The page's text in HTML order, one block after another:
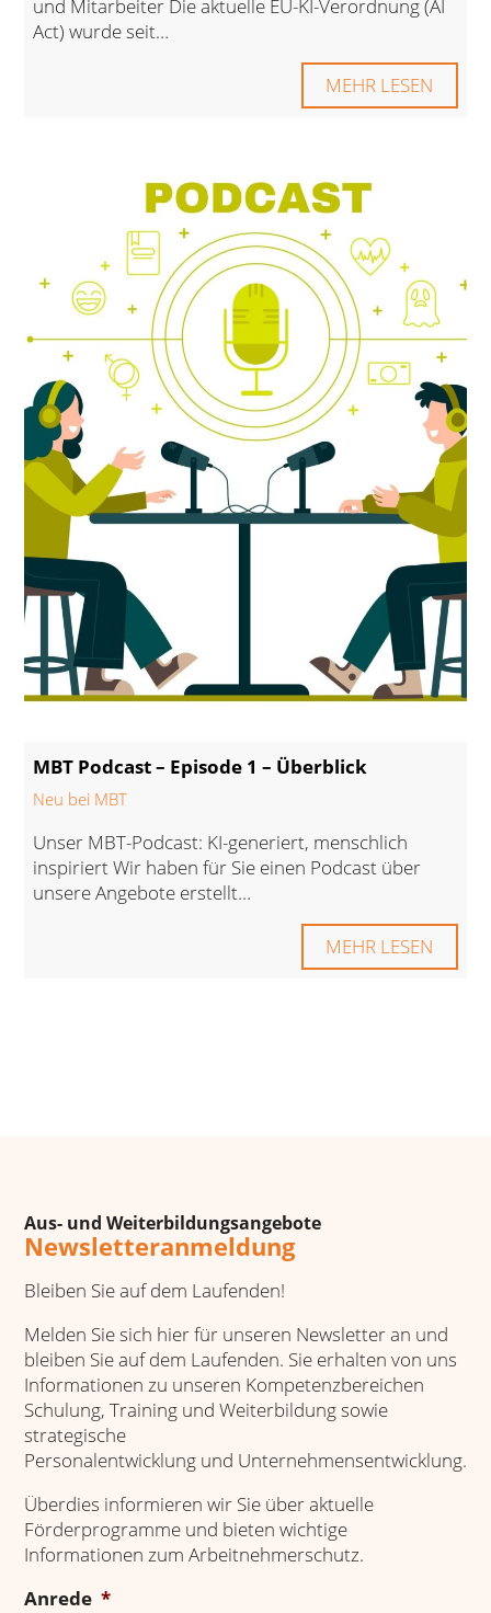
und Mitarbeiter Die aktuelle EU-KI-Verordnung (AI
Act) wurde seit…
MEHR LESEN
MBT Podcast – Episode 1 – Überblick
Neu bei MBT
Unser MBT-Podcast: KI-generiert, menschlich
inspiriert Wir haben für Sie einen Podcast über
unsere Angebote erstellt…
MEHR LESEN
Aus- und Weiterbildungsangebote
Newsletteranmeldung
Bleiben Sie auf dem Laufenden!
Melden Sie sich hier für unseren Newsletter an und
bleiben Sie auf dem Laufenden. Sie erhalten von uns
Informationen zu unseren Kompetenzbereichen
Schulung, Training und Weiterbildung sowie
strategische
Personalentwicklung und Unternehmensentwicklung.
Überdies informieren wir Sie über aktuelle
Förderprogramme und bieten wichtige
Informationen zum Arbeitnehmerschutz.
Anrede *